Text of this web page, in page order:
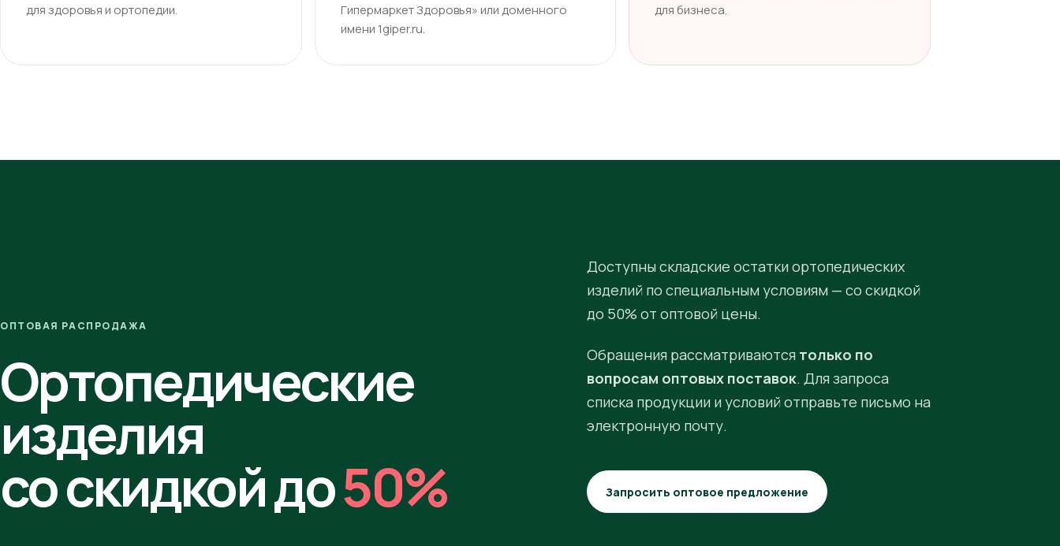
для здоровья и ортопедии.
Гипермаркет Здоровья» или доменного
имени 1giper.ru.
для бизнеса.
ОПТОВАЯ РАСПРОДАЖА
Ортопедические
изделия
со скидкой до50%
Доступны складские остатки ортопедических
изделий по специальным условиям — со скидкой
до 50% от оптовой цены.
Обращения рассматриваются только по
вопросам оптовых поставок. Для запроса
списка продукции и условий отправьте письмо на
электронную почту.
Запросить оптовое предложение